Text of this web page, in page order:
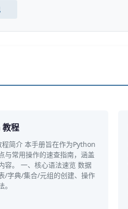
程
简介 本手册旨在作为Python
与常用操作的速查指南，涵盖
容。 一、核心语法速览 数据
/字典/集合/元组的创建、操作